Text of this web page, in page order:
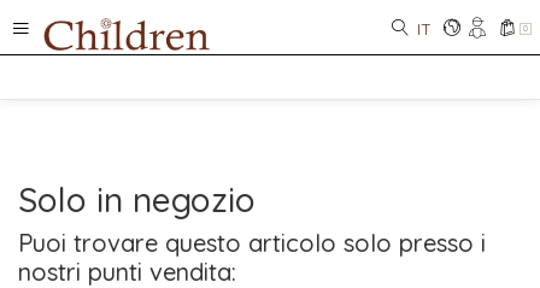
IT 0
Solo in negozio
Puoi trovare questo articolo solo presso i
nostri punti vendita: